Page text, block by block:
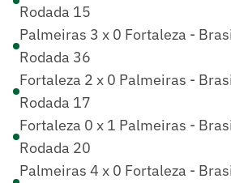
Rodada 15
Palmeiras 3 x 0 Fortaleza -
Rodada 36
Fortaleza 2 x 0 Palmeiras -
Rodada 17
Fortaleza 0 x 1 Palmeiras -
Rodada 20
Palmeiras 4 x 0 Fortaleza -